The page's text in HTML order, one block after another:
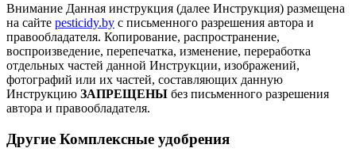
Внимание Данная инструкция (далее Инструкция) размещена
на сайте pesticidy.by с письменного разрешения автора и
правообладателя. Копирование, распространение,
воспроизведение, перепечатка, изменение, переработка
отдельных частей данной Инструкции, изображений,
фотографий или их частей, составляющих данную
Инструкцию ЗАПРЕЩЕНЫ без письменного разрешения
автора и правообладателя.
Другие Комплексные удобрения